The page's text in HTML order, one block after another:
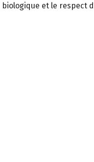
et le respect